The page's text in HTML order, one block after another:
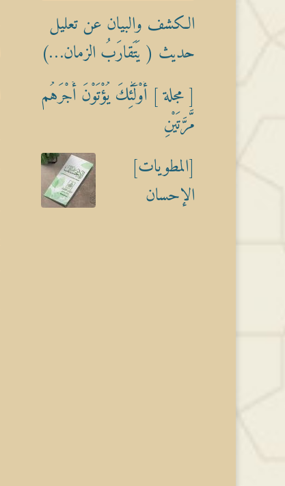
الكشف والبيان عن تعليل
حديث ( يَتَقارَبُ الزمان…)
[ مجلة ] أُوْلَٰٓئِكَ يُؤْتَوْنَ أَجْرَهُم
مَّرَّتَيْنِ
[المطويات]
الإحسان